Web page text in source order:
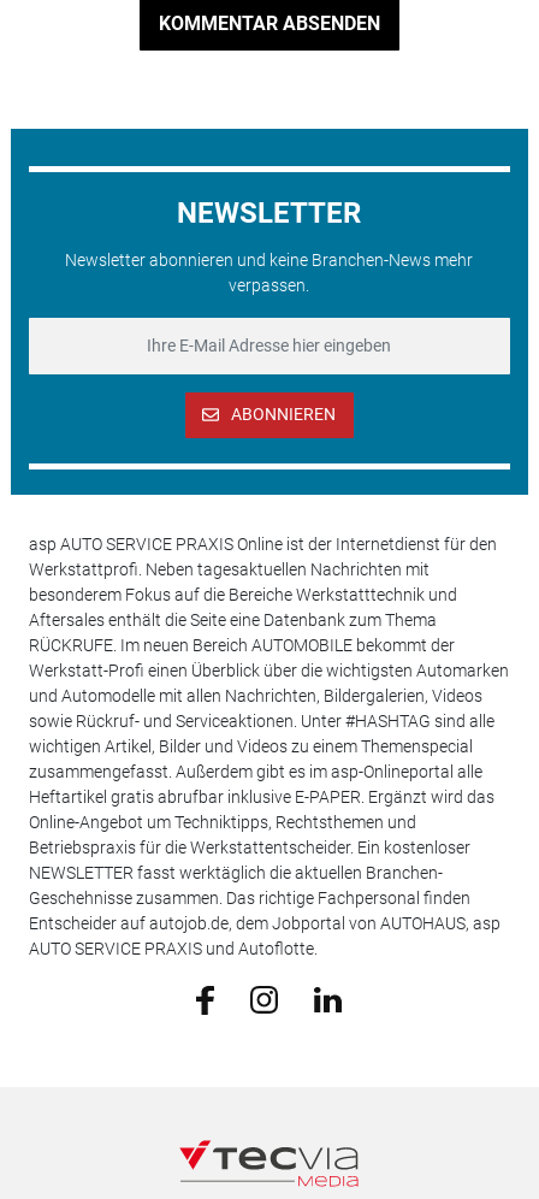
KOMMENTAR ABSENDEN
NEWSLETTER
Newsletter abonnieren und keine Branchen-News mehr
verpassen.
ABONNIEREN
asp AUTO SERVICE PRAXIS Online ist der Internetdienst für den
Werkstattprofi. Neben tagesaktuellen Nachrichten mit
besonderem Fokus auf die Bereiche Werkstatttechnik und
Aftersales enthält die Seite eine Datenbank zum Thema
RÜCKRUFE. Im neuen Bereich AUTOMOBILE bekommt der
Werkstatt-Profi einen Überblick über die wichtigsten Automarken
und Automodelle mit allen Nachrichten, Bildergalerien, Videos
sowie Rückruf- und Serviceaktionen. Unter #HASHTAG sind alle
wichtigen Artikel, Bilder und Videos zu einem Themenspecial
zusammengefasst. Außerdem gibt es im asp-Onlineportal alle
Heftartikel gratis abrufbar inklusive E-PAPER. Ergänzt wird das
Online-Angebot um Techniktipps, Rechtsthemen und
Betriebspraxis für die Werkstattentscheider. Ein kostenloser
NEWSLETTER fasst werktäglich die aktuellen Branchen-
Geschehnisse zusammen. Das richtige Fachpersonal finden
Entscheider auf autojob.de, dem Jobportal von AUTOHAUS, asp
AUTO SERVICE PRAXIS und Autoflotte.